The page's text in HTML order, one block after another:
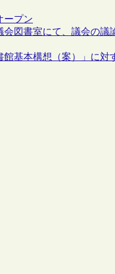
ープン
図書室にて、議会の
基本構想（案）」に対